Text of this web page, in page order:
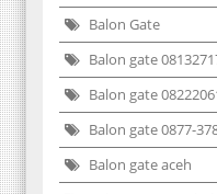
Balon Gate
Balon gate
Balon gate
Balon gate 0877-
Balon gate aceh